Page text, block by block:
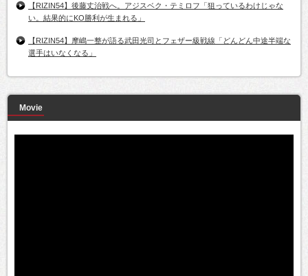
【RIZIN54】後藤丈治戦へ。アジスベク・テミロフ「狙っているわけじゃな
い。結果的にKO勝利が生まれる」
【RIZIN54】摩嶋一整が語る武田光司とフェザー級戦線「どんどん中途半端な
選手はいなくなる」
Movie